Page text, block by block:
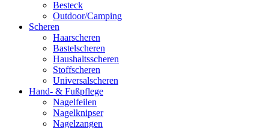
Besteck
Outdoor/Camping
Scheren
Haarscheren
Bastelscheren
Haushaltsscheren
Stoffscheren
Universalscheren
Hand- & Fußpflege
Nagelfeilen
Nagelknipser
Nagelzangen